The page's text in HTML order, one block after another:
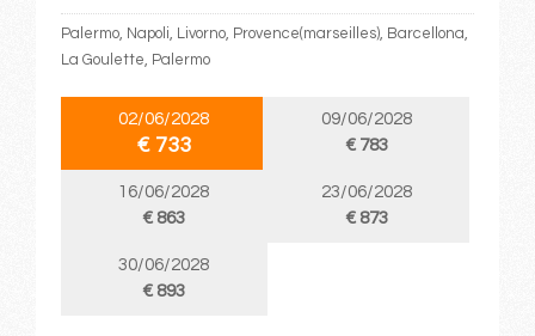
Palermo, Napoli, Livorno, Provence(marseilles), Barcellona,
La Goulette, Palermo
02/06/2028
€ 733
09/06/2028
€ 783
16/06/2028
€ 863
23/06/2028
€ 873
30/06/2028
€ 893